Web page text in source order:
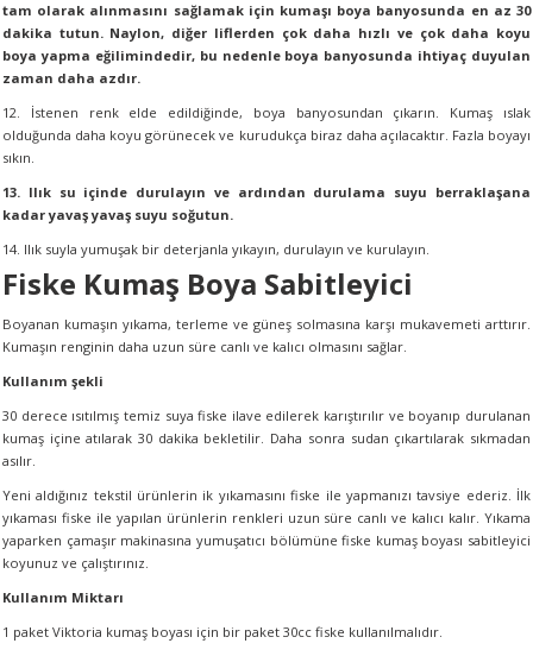
tam olarak alınmasını sağlamak için kumaşı boya banyosunda en az 30
dakika tutun. Naylon, diğer liflerden çok daha hızlı ve çok daha koyu
boya yapma eğilimindedir, bu nedenle boya banyosunda ihtiyaç duyulan
zaman daha azdır.
12. İstenen renk elde edildiğinde, boya banyosundan çıkarın. Kumaş ıslak
olduğunda daha koyu görünecek ve kurudukça biraz daha açılacaktır. Fazla boyayı
sıkın.
13. Ilık su içinde durulayın ve ardından durulama suyu berraklaşana
kadar yavaş yavaş suyu soğutun.
14. Ilık suyla yumuşak bir deterjanla yıkayın, durulayın ve kurulayın.
Fiske Kumaş Boya Sabitleyici
Boyanan kumaşın yıkama, terleme ve güneş solmasına karşı mukavemeti arttırır.
Kumaşın renginin daha uzun süre canlı ve kalıcı olmasını sağlar.
Kullanım şekli
30 derece ısıtılmış temiz suya fiske ilave edilerek karıştırılır ve boyanıp durulanan
kumaş içine atılarak 30 dakika bekletilir. Daha sonra sudan çıkartılarak sıkmadan
asılır.
Yeni aldığınız tekstil ürünlerin ik yıkamasını fiske ile yapmanızı tavsiye ederiz. İlk
yıkaması fiske ile yapılan ürünlerin renkleri uzun süre canlı ve kalıcı kalır. Yıkama
yaparken çamaşır makinasına yumuşatıcı bölümüne fiske kumaş boyası sabitleyici
koyunuz ve çalıştırınız.
Kullanım Miktarı
1 paket Viktoria kumaş boyası için bir paket 30cc fiske kullanılmalıdır.